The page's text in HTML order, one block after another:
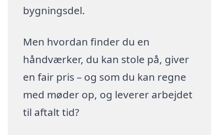
bygningsdel.
Men hvordan finder du en
håndværker, du kan stole på, giver
en fair pris – og som du kan regne
med møder op, og leverer arbejdet
til aftalt tid?